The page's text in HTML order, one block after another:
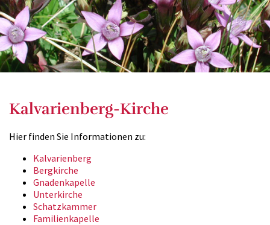
Kalvarienberg-Kirche
Hier finden Sie Informationen zu:
Kalvarienberg
Bergkirche
Gnadenkapelle
Unterkirche
Schatzkammer
Familienkapelle